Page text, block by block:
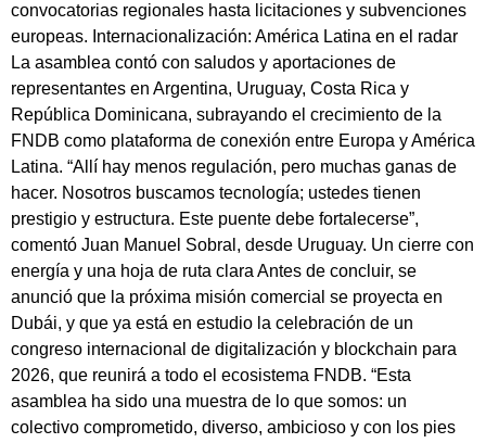
convocatorias regionales hasta licitaciones y subvenciones
europeas. Internacionalización: América Latina en el radar
La asamblea contó con saludos y aportaciones de
representantes en Argentina, Uruguay, Costa Rica y
República Dominicana, subrayando el crecimiento de la
FNDB como plataforma de conexión entre Europa y América
Latina. “Allí hay menos regulación, pero muchas ganas de
hacer. Nosotros buscamos tecnología; ustedes tienen
prestigio y estructura. Este puente debe fortalecerse”,
comentó Juan Manuel Sobral, desde Uruguay. Un cierre con
energía y una hoja de ruta clara Antes de concluir, se
anunció que la próxima misión comercial se proyecta en
Dubái, y que ya está en estudio la celebración de un
congreso internacional de digitalización y blockchain para
2026, que reunirá a todo el ecosistema FNDB. “Esta
asamblea ha sido una muestra de lo que somos: un
colectivo comprometido, diverso, ambicioso y con los pies